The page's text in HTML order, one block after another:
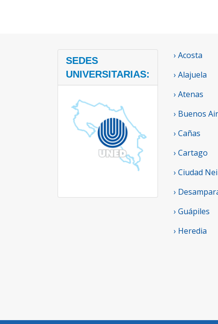
SEDES
UNIVERSITARIAS:
› Acosta
› Alajuela
› Atenas
› Buenos
› Cañas
› Cartago
› Ciudad
›
› Guápiles
› Heredia